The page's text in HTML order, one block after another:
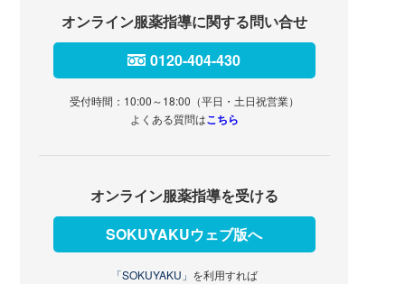
オンライン服薬指導に関する問い合せ
0120-404-430
受付時間：10:00～18:00（平日・土日祝営業）
よくある質問はこちら
オンライン服薬指導を受ける
SOKUYAKUウェブ版へ
「SOKUYAKU」 を利用すれば